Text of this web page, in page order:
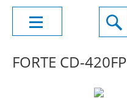
FORTE CD-420FP